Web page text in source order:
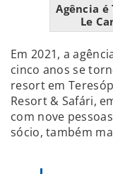
Agência é
Le
Em 2021, a
cinco anos se
resort em
Resort & Safári,
com nove
sócio, também